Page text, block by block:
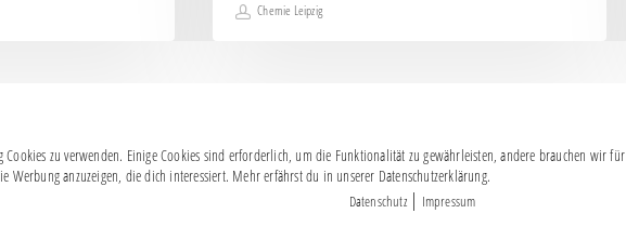
Chemie Leipzig
Impressum|Datenschutz
BSG CHEMIE LEIPZIG © 2026
MITGLIEDERZAHL: 2.816
zu verwenden. Einige Cookies sind erforderlich, um die Funktionalität zu gewährleisten, andere brauchen wir für
anzuzeigen, die dich interessiert. Mehr erfährst du in unserer Datenschutzerklärung.
Datenschutz| Impressum